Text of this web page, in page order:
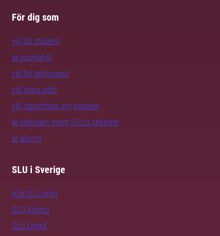
För dig som
vill bli student
är journalist
vill bli doktorand
vill söka jobb
vill rapportera om naturen
är verksam inom SLU:s sektorer
är alumn
SLU i Sverige
Alla SLU-orter
SLU Alnarp
SLU Umeå